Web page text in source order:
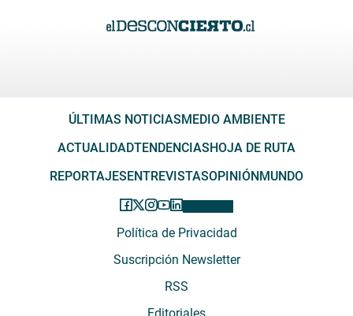
ÚLTIMAS NOTICIASMEDIO AMBIENTE
ACTUALIDADTENDENCIASHOJA DE RUTA
REPORTAJESENTREVISTASOPINIÓNMUNDO
Política de Privacidad
Suscripción Newsletter
RSS